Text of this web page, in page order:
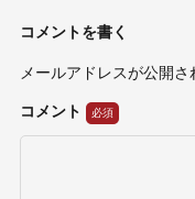
コメントを書く
メールアドレスが公開さ
コメント